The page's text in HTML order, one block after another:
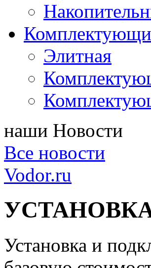
Элитная
наши Новости
Все новости
Vodor.ru
Установка и